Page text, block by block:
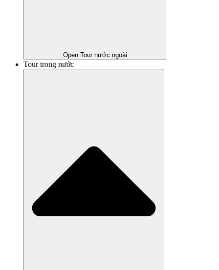
Open Tour nước ngoài
Tour trong nước